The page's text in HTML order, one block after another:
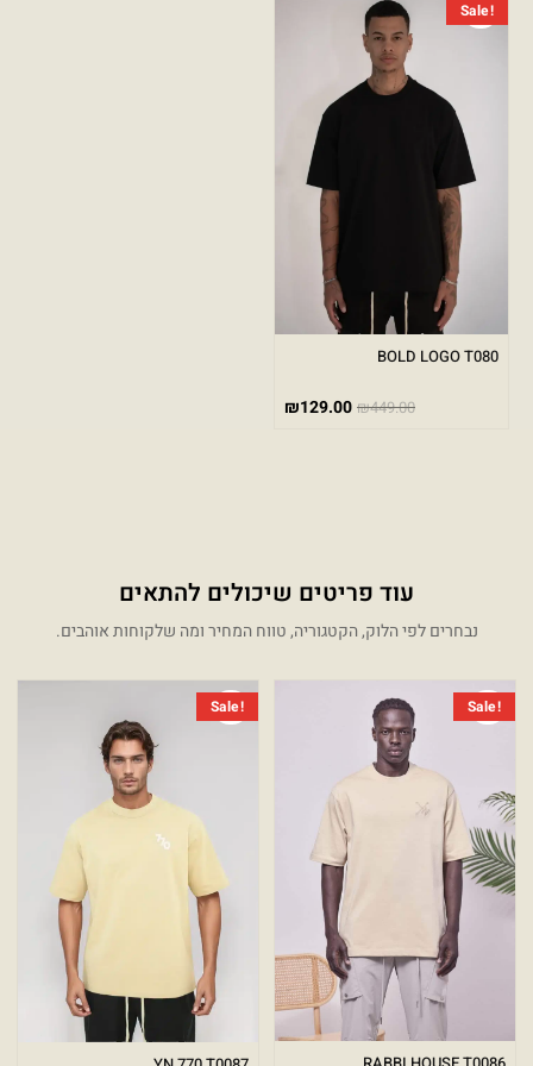
Sale!
BOLD LOGO T080
₪449.00
₪129.00
עוד פריטים שיכולים להתאים
נבחרים לפי הלוק, הקטגוריה, טווח המחיר ומה שלקוחות אוהבים.
Sale!
המחיר המקורי היה: ₪399.00.
המחיר הנוכחי הוא: ₪199.00.
Sale!